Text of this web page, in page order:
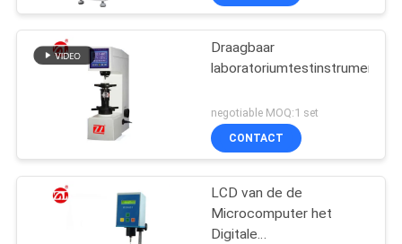
Draagbaar
laboratoriumtestinstrument
negotiable MOQ:1 set
CONTACT
LCD van de de
Microcomputer het
Digitale